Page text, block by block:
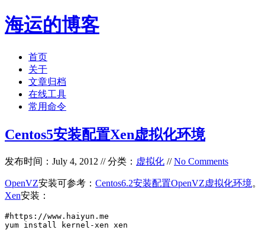
海运的博客
首页
关于
文章归档
在线工具
常用命令
Centos5安装配置Xen虚拟化环境
发布时间：July 4, 2012 // 分类： 虚拟化 //No Comments
OpenVZ安装可参考： Centos6.2安装配置OpenVZ虚拟化环境。
Xen安装：
#https://www.haiyun.me
yum install kernel-xen xen